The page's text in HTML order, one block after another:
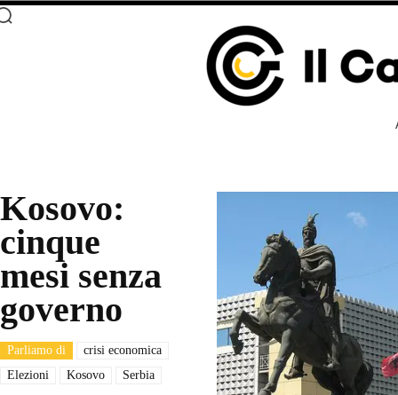
Kosovo:
cinque
mesi senza
governo
Parliamo di
crisi economica
Elezioni
Kosovo Serbia